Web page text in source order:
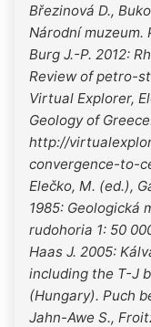
Březinová D.,
Národní muzeum.
Burg J.-P. 2012:
Review of petro-
Virtual Explorer,
Geology of
http://
convergence-to-
Elečko, M. (ed.),
1985: Geologická
rudohoria 1: 50
Haas J. 2005:
including the T-J
(Hungary). Puch
Jahn-Awe S.,